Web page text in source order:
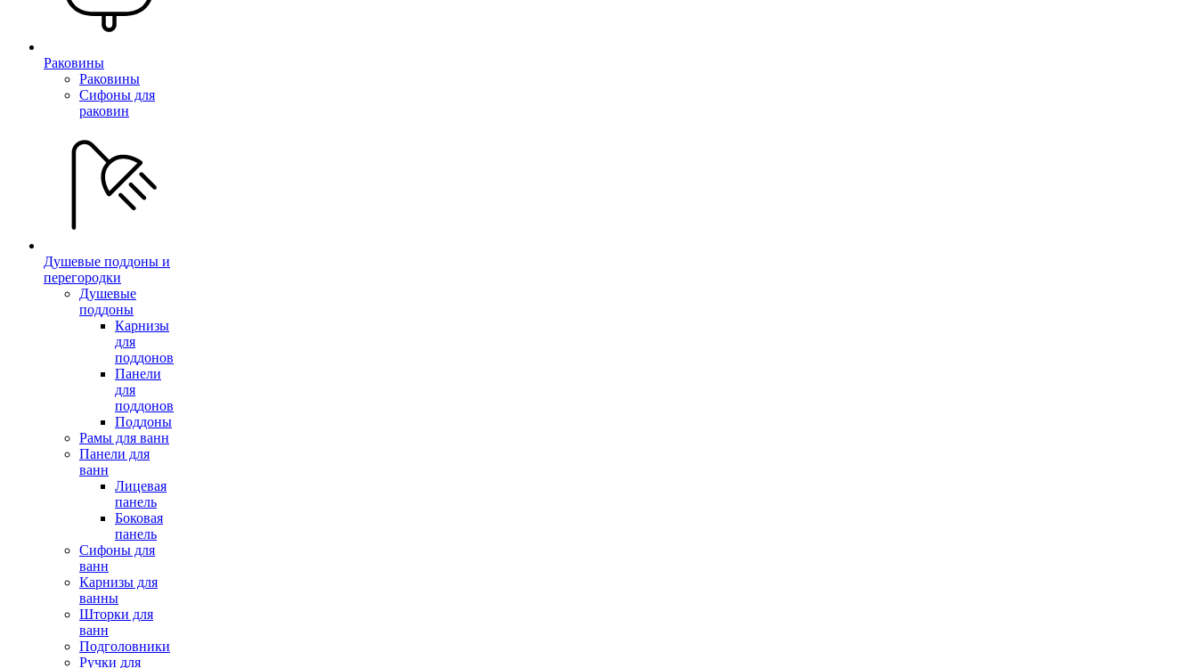
Раковины
Раковины
Сифоны для
раковин
Душевые поддоны и
перегородки
Душевые
поддоны
Карнизы
для
поддонов
Панели
для
поддонов
Поддоны
Рамы для ванн
Панели для
ванн
Лицевая
панель
Боковая
панель
Сифоны для
ванн
Карнизы для
ванны
Шторки для
ванн
Подголовники
Ручки для